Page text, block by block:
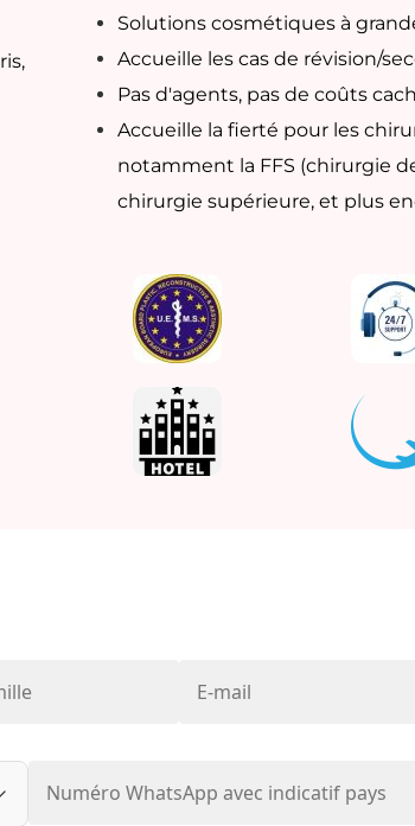
Solutions cosmétiques à
Accueille les cas de révision/
Pas d'agents, pas de coûts
Accueille la fierté pour les
notamment la FFS (chirurgie
chirurgie supérieure, et plus